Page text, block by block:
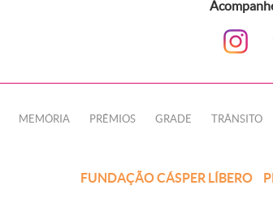
MEMÓRIA PRÊMIOS GRADE TRÂNSITO
FUNDAÇÃO CÁSPER LÍBERO